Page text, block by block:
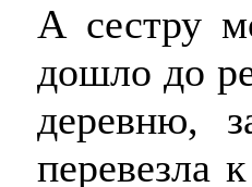
А сестру
дошло до
деревню,
перевезла